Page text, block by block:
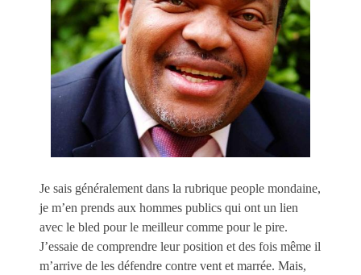
Je sais généralement dans la rubrique people mondaine,
je m’en prends aux hommes publics qui ont un lien
avec le bled pour le meilleur comme pour le pire.
J’essaie de comprendre leur position et des fois même il
m’arrive de les défendre contre vent et marrée. Mais,